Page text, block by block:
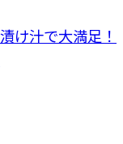
け汁で大満足！